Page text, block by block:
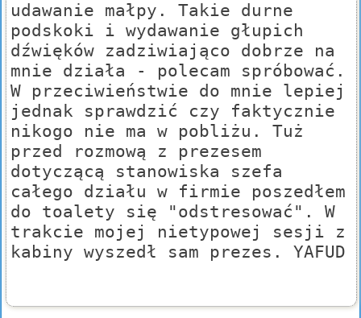
udawanie małpy. Takie durne
podskoki i wydawanie głupich
dźwięków zadziwiająco dobrze na
mnie działa - polecam spróbować.
W przeciwieństwie do mnie lepiej
jednak sprawdzić czy faktycznie
nikogo nie ma w pobliżu. Tuż
przed rozmową z prezesem
dotyczącą stanowiska szefa
całego działu w firmie poszedłem
do toalety się "odstresować". W
trakcie mojej nietypowej sesji z
kabiny wyszedł sam prezes. YAFUD